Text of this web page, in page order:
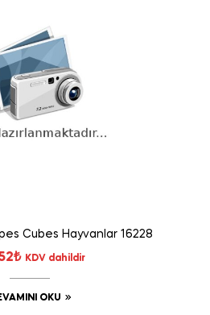
Cubes Hayvanlar 16228
₺ KDV dahildir
OKU